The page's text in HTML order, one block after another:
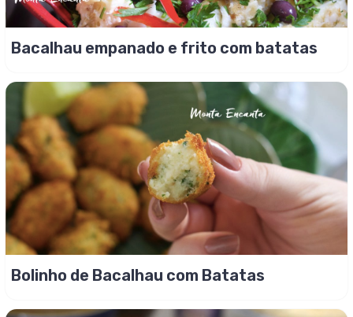
Bacalhau empanado e frito com batatas
Bolinho de Bacalhau com Batatas